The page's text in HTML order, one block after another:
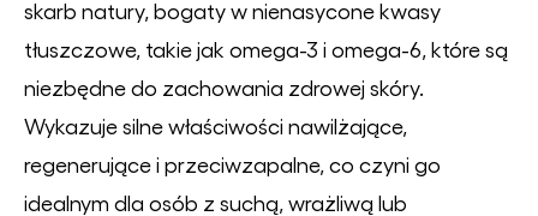
skarb natury, bogaty w nienasycone kwasy
tłuszczowe, takie jak omega-3 i omega-6, które są
niezbędne do zachowania zdrowej skóry.
Wykazuje silne właściwości nawilżające,
regenerujące i przeciwzapalne, co czyni go
idealnym dla osób z suchą, wrażliwą lub